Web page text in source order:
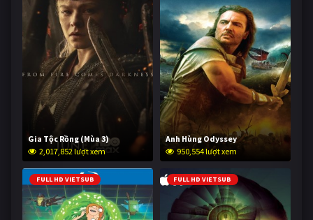
Gia Tộc Rồng (Mùa 3)
2,017,852 lượt xem
Anh Hùng Odyssey
950,554 lượt xem
FULL HD VIETSUB FULL HD VIETSUB